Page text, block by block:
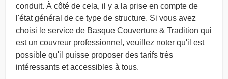
conduit. À côté de cela, il y a la prise en compte de
l'état général de ce type de structure. Si vous avez
choisi le service de Basque Couverture & Tradition qui
est un couvreur professionnel, veuillez noter qu'il est
possible qu'il puisse proposer des tarifs très
intéressants et accessibles à tous.